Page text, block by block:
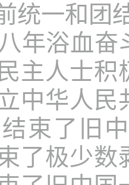
统一和团
年浴血
主人士
中华人
束了旧
了极少